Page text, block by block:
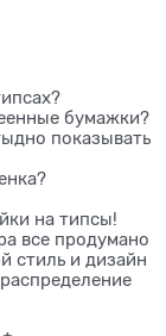
бумажки?
показывать
на типсы!
все продумано
стиль и дизайн